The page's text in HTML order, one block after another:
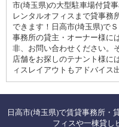
市(埼玉県)の大型駐車場付貸
レンタルオフィスまで貸事務
できます！日高市(埼玉県)で
事務所の貸主・オーナー様に
非、お問い合わせください。
店舗をお探しのテナント様に
ィスレイアウトもアドバイス
日高市(埼玉県)で賃貸事務所・
フィスや一棟貸し